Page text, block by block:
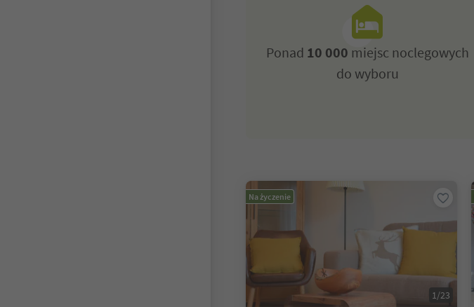
Ponad 10 000 miejsc noclegowych
do wyboru
Na życzenie
1/23